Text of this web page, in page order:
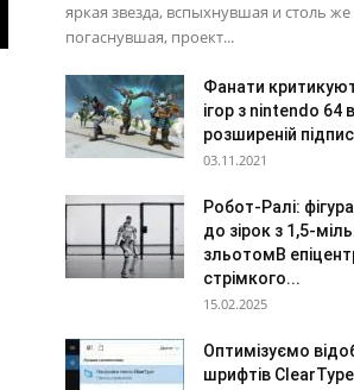
яркая звезда, вспыхнувшая и столь
погаснувшая, проект...
Фанати
ігор з nintendo 64 в
розширеній
03.11.2021
Робот-Ралі:
до зірок з 1,5-
зльотомВ
стрімкого...
15.02.2025
Оптимізуємо
шрифтів ClearType